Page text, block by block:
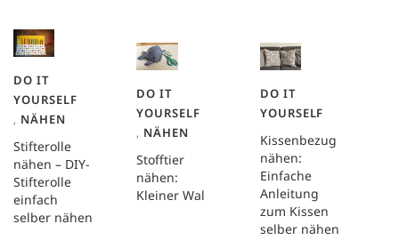
Stifterolle
nähen – DIY-
Stifterolle
einfach
selber nähen
DO IT
YOURSELF
, NÄHEN
Stofftier
nähen:
Kleiner Wal
DO IT
YOURSELF
, NÄHEN
Kissenbezug
nähen:
Einfache
Anleitung
zum Kissen
selber nähen
DO IT
YOURSELF